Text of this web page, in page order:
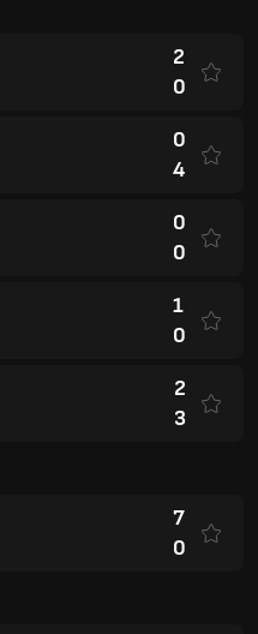
2
0
0
4
0
0
1
0
2
3
7
0